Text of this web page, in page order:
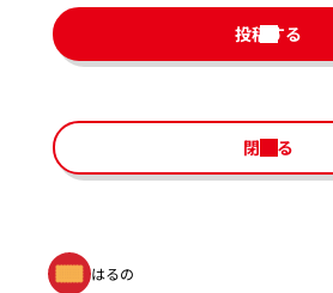
投稿する
閉じる
はるの